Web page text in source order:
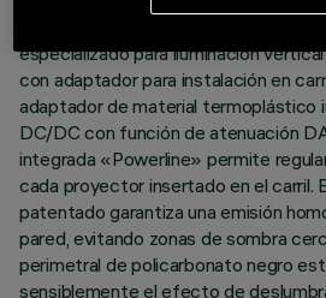
especializado para iluminación
con adaptador para instalación en
adaptador de material termoplástico
DC/DC con función de atenuación
integrada «Powerline» permite
cada proyector insertado en el carril.
patentado garantiza una emisión
pared, evitando zonas de sombra
perimetral de policarbonato negro
sensiblemente el efecto de